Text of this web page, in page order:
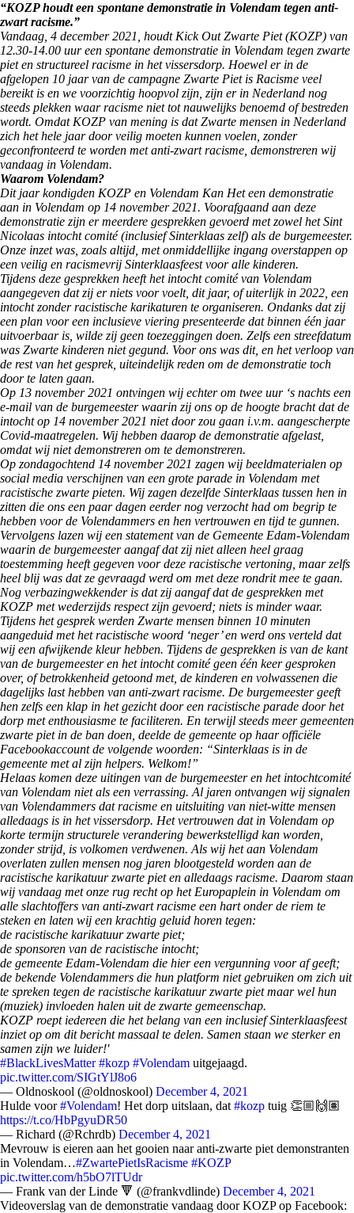
“KOZP houdt een spontane demonstratie in Volendam tegen anti-
zwart racisme.”
Vandaag, 4 december 2021, houdt Kick Out Zwarte Piet (KOZP) van
12.30-14.00 uur een spontane demonstratie in Volendam tegen zwarte
piet en structureel racisme in het vissersdorp. Hoewel er in de
afgelopen 10 jaar van de campagne Zwarte Piet is Racisme veel
bereikt is en we voorzichtig hoopvol zijn, zijn er in Nederland nog
steeds plekken waar racisme niet tot nauwelijks benoemd of bestreden
wordt. Omdat KOZP van mening is dat Zwarte mensen in Nederland
zich het hele jaar door veilig moeten kunnen voelen, zonder
geconfronteerd te worden met anti-zwart racisme, demonstreren wij
vandaag in Volendam.
Waarom Volendam?
Dit jaar kondigden KOZP en Volendam Kan Het een demonstratie
aan in Volendam op 14 november 2021. Voorafgaand aan deze
demonstratie zijn er meerdere gesprekken gevoerd met zowel het Sint
Nicolaas intocht comité (inclusief Sinterklaas zelf) als de burgemeester.
Onze inzet was, zoals altijd, met onmiddellijke ingang overstappen op
een veilig en racismevrij Sinterklaasfeest voor alle kinderen.
Tijdens deze gesprekken heeft het intocht comité van Volendam
aangegeven dat zij er niets voor voelt, dit jaar, of uiterlijk in 2022, een
intocht zonder racistische karikaturen te organiseren. Ondanks dat zij
een plan voor een inclusieve viering presenteerde dat binnen één jaar
uitvoerbaar is, wilde zij geen toezeggingen doen. Zelfs een streefdatum
was Zwarte kinderen niet gegund. Voor ons was dit, en het verloop van
de rest van het gesprek, uiteindelijk reden om de demonstratie toch
door te laten gaan.
Op 13 november 2021 ontvingen wij echter om twee uur ‘s nachts een
e-mail van de burgemeester waarin zij ons op de hoogte bracht dat de
intocht op 14 november 2021 niet door zou gaan i.v.m. aangescherpte
Covid-maatregelen. Wij hebben daarop de demonstratie afgelast,
omdat wij niet demonstreren om te demonstreren.
Op zondagochtend 14 november 2021 zagen wij beeldmaterialen op
social media verschijnen van een grote parade in Volendam met
racistische zwarte pieten. Wij zagen dezelfde Sinterklaas tussen hen in
zitten die ons een paar dagen eerder nog verzocht had om begrip te
hebben voor de Volendammers en hen vertrouwen en tijd te gunnen.
Vervolgens lazen wij een statement van de Gemeente Edam-Volendam
waarin de burgemeester aangaf dat zij niet alleen heel graag
toestemming heeft gegeven voor deze racistische vertoning, maar zelfs
heel blij was dat ze gevraagd werd om met deze rondrit mee te gaan.
Nog verbazingwekkender is dat zij aangaf dat de gesprekken met
KOZP met wederzijds respect zijn gevoerd; niets is minder waar.
Tijdens het gesprek werden Zwarte mensen binnen 10 minuten
aangeduid met het racistische woord ‘neger’ en werd ons verteld dat
wij een afwijkende kleur hebben. Tijdens de gesprekken is van de kant
van de burgemeester en het intocht comité geen één keer gesproken
over, of betrokkenheid getoond met, de kinderen en volwassenen die
dagelijks last hebben van anti-zwart racisme. De burgemeester geeft
hen zelfs een klap in het gezicht door een racistische parade door het
dorp met enthousiasme te faciliteren. En terwijl steeds meer gemeenten
zwarte piet in de ban doen, deelde de gemeente op haar officiële
Facebookaccount de volgende woorden: “Sinterklaas is in de
gemeente met al zijn helpers. Welkom!”
Helaas komen deze uitingen van de burgemeester en het intochtcomité
van Volendam niet als een verrassing. Al jaren ontvangen wij signalen
van Volendammers dat racisme en uitsluiting van niet-witte mensen
alledaags is in het vissersdorp. Het vertrouwen dat in Volendam op
korte termijn structurele verandering bewerkstelligd kan worden,
zonder strijd, is volkomen verdwenen. Als wij het aan Volendam
overlaten zullen mensen nog jaren blootgesteld worden aan de
racistische karikatuur zwarte piet en alledaags racisme. Daarom staan
wij vandaag met onze rug recht op het Europaplein in Volendam om
alle slachtoffers van anti-zwart racisme een hart onder de riem te
steken en laten wij een krachtig geluid horen tegen:
de racistische karikatuur zwarte piet;
de sponsoren van de racistische intocht;
de gemeente Edam-Volendam die hier een vergunning voor af geeft;
de bekende Volendammers die hun platform niet gebruiken om zich uit
te spreken tegen de racistische karikatuur zwarte piet maar wel hun
(muziek) invloeden halen uit de zwarte gemeenschap.
KOZP roept iedereen die het belang van een inclusief Sinterklaasfeest
inziet op om dit bericht massaal te delen. Samen staan we sterker en
samen zijn we luider!'
#BlackLivesMatter #kozp #Volendam uitgejaagd.
pic.twitter.com/SIGtYlJ8o6
— Oldnoskool (@oldnoskool) December 4, 2021
Hulde voor#Volendam! Het dorp uitslaan, dat #kozp tuig 👏🏼🙌🏽
https://t.co/HbPgyuDR50
— Richard (@Rchrdb) December 4, 2021
Mevrouw is eieren aan het gooien naar anti-zwarte piet demonstranten
in Volendam…#ZwartePietIsRacisme #KOZP
pic.twitter.com/h5bO7lTUdr
— Frank van der Linde 🔻 (@frankvdlinde) December 4, 2021
Videoverslag van de demonstratie vandaag door KOZP op Facebook: